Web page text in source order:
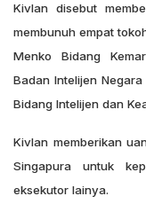
Kivlan disebut
membunuh empat
Menko Bidang
Badan Intelijen
Bidang Intelijen dan
Kivlan memberikan
Singapura untuk
eksekutor lainya.